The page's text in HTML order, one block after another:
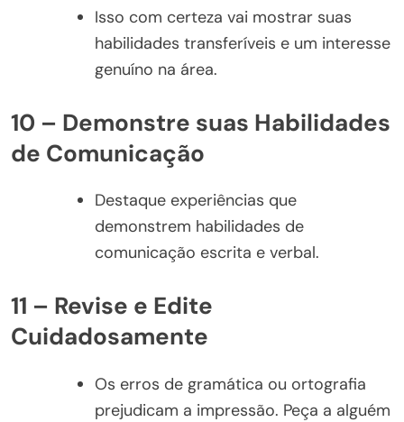
Isso com certeza vai mostrar suas
habilidades transferíveis e um interesse
genuíno na área.
10 – Demonstre suas Habilidades
de Comunicação
Destaque experiências que
demonstrem habilidades de
comunicação escrita e verbal.
11 – Revise e Edite
Cuidadosamente
Os erros de gramática ou ortografia
prejudicam a impressão. Peça a alguém